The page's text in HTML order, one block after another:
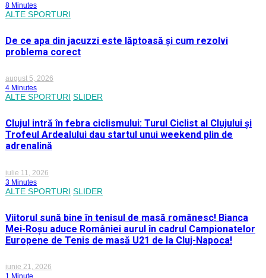
8 Minutes
ALTE SPORTURI
De ce apa din jacuzzi este lăptoasă și cum rezolvi
problema corect
august 5, 2026
4 Minutes
ALTE SPORTURI SLIDER
Clujul intră în febra ciclismului: Turul Ciclist al Clujului și
Trofeul Ardealului dau startul unui weekend plin de
adrenalină
iulie 11, 2026
3 Minutes
ALTE SPORTURI SLIDER
Viitorul sună bine în tenisul de masă românesc! Bianca
Mei-Roșu aduce României aurul în cadrul Campionatelor
Europene de Tenis de masă U21 de la Cluj-Napoca!
iunie 21, 2026